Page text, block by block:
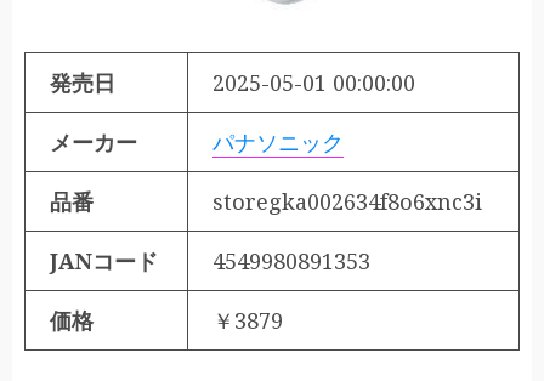
発売日 2025-05-01 00:00:00
メーカー パナソニック
品番 storegka002634f8o6xnc3i
JANコード 4549980891353
価格 ￥3879